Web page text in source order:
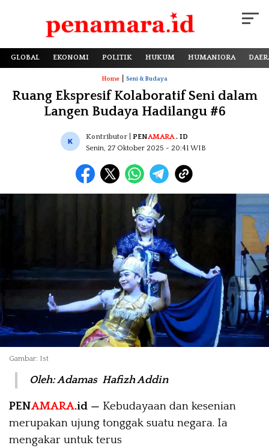
GLOBAL EKONOMI POLITIK HUKUM HUMANIORA
Home| Seni & Budaya
Ruang Ekspresif Kolaboratif Seni dalam
Langen Budaya Hadilangu #6
Kontributor PENAMARA. ID
Senin, 27 Oktober 2025 - 20:41 WIB
Gambar: Ist
Oleh: Adamas Hafizh Addin
PENAMARA.id — Kebudayaan dan kesenian
merupakan ujung tonggak suatu negara. Ia
mengakar untuk terus